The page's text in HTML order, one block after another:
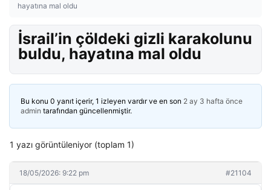
hayatına mal oldu
İsrail’in çöldeki gizli karakolunu
buldu, hayatına mal oldu
Bu konu 0 yanıt içerir, 1 izleyen vardır ve en son 2 ay 3 hafta önce
admin tarafından güncellenmiştir.
1 yazı görüntüleniyor (toplam 1)
18/05/2026: 9:22 pm #21104